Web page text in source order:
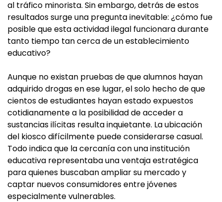
al tráfico minorista. Sin embargo, detrás de estos
resultados surge una pregunta inevitable: ¿cómo fue
posible que esta actividad ilegal funcionara durante
tanto tiempo tan cerca de un establecimiento
educativo?
Aunque no existan pruebas de que alumnos hayan
adquirido drogas en ese lugar, el solo hecho de que
cientos de estudiantes hayan estado expuestos
cotidianamente a la posibilidad de acceder a
sustancias ilícitas resulta inquietante. La ubicación
del kiosco difícilmente puede considerarse casual.
Todo indica que la cercanía con una institución
educativa representaba una ventaja estratégica
para quienes buscaban ampliar su mercado y
captar nuevos consumidores entre jóvenes
especialmente vulnerables.